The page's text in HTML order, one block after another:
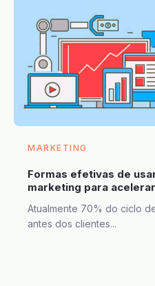
MARKETING
Formas efetivas de
marketing para
Atualmente 70% do ciclo
antes dos clientes...